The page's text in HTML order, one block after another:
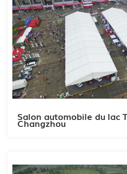
Salon automobile du lac
Changzhou